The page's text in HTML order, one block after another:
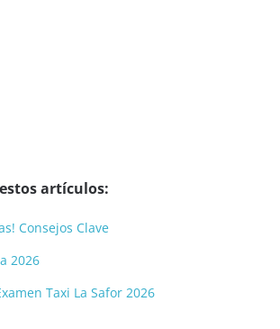
artículos:
Consejos Clave
2026
Taxi La Safor 2026